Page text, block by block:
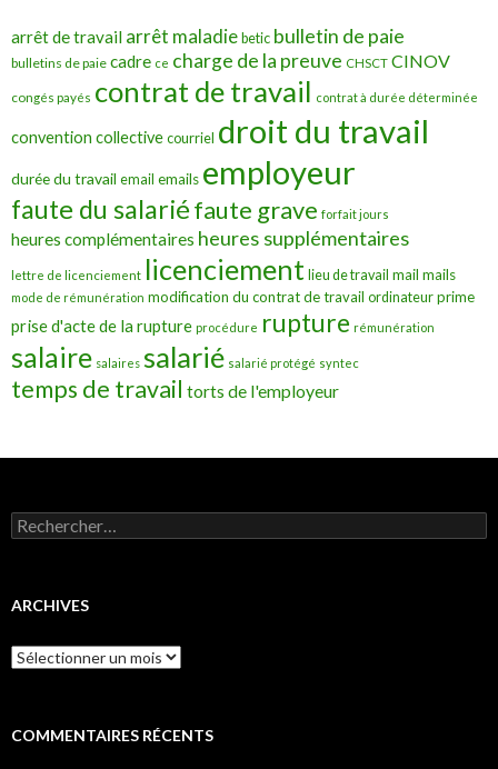
arrêt de travail arrêt maladie betic bulletin de paie
bulletins de paie cadre ce charge de la preuve CHSCT CINOV
congés payés contrat de travail contrat à durée déterminée
convention collective courriel droit du travail
durée du travail email emails employeur
faute du salariéfaute grave forfait jours
heures complémentaires heures supplémentaires
lettre de licenciement licenciement lieu de travail mail mails
mode de rémunération modification du contrat de travail ordinateur prime
prise d'acte de la rupture procédure rupture rémunération
salaire salaires salarié salarié protégé syntec
temps de travail torts de l'employeur
Rechercher :
ARCHIVES
Archives
COMMENTAIRES RÉCENTS